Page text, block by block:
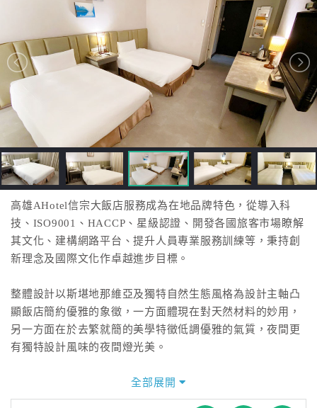
訂
房
直
接
跟
飯
店
訂
房
HOT
色
民
宿
球
高雄AHotel信宗大飯店服務成為在地品牌特色，從導入科
技、ISO9001、HACCP、星級認證、開發各國旅客市場瞭解
其文化、建構網路平台、提升人員專業服務訓練等，秉持創
新理念及國際文化作卓越進步目標。
整體設計以斯堪地那維亞及獨特自然生態風格為設計主軸凸
顯飯店簡約優雅的象徵，一方面體現在對天然材料的妙用，
另一方面在於去繁就簡的美學特徵低調優雅的氣質，夜間更
有獨特設計風味的夜間燈光美。
以簡約優雅品質，創造優質人生，邁向品牌經營發展，並提
供各地旅客溫暖、舒適、貼心的住宿體驗，亦成為顧客、員
全部展開